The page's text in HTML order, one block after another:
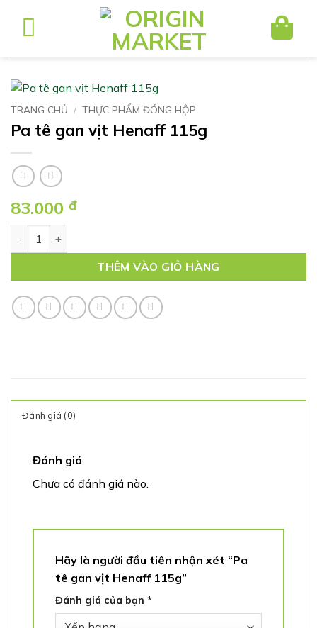
dung
TRANG CHỦ / THỰC PHẨM ĐÓNG HỘP
Pa tê gan vịt Henaff 115g
83.000 đ
THÊM VÀO GIỎ HÀNG
Đánh giá (0)
Đánh giá
Chưa có đánh giá nào.
Hãy là người đầu tiên nhận xét “Pa
tê gan vịt Henaff 115g”
Đánh giá của bạn *